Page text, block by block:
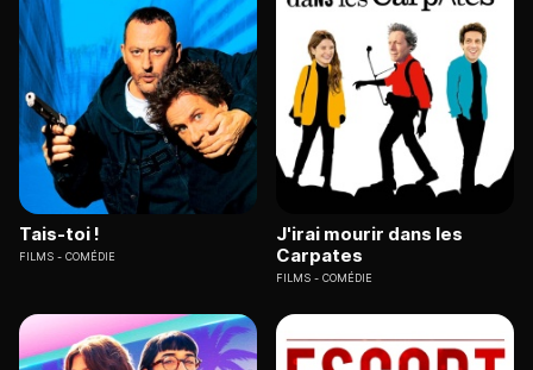
Tais-toi !
FILMS COMÉDIE
J'irai mourir dans les
Carpates
FILMS COMÉDIE